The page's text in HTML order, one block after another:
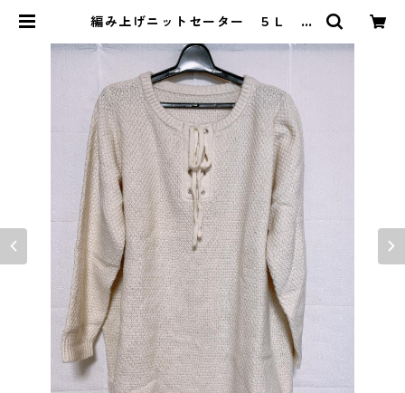
編み上げニットセーター ５Ｌ ア
PRODUCE